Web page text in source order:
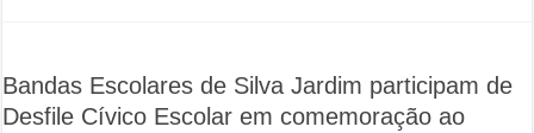
Bandas Escolares de Silva Jardim participam de
Desfile Cívico Escolar em comemoração ao